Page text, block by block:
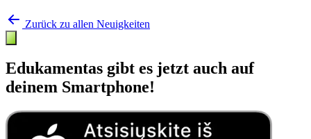
Zurück zu allen Neuigkeiten
Edukamentas gibt es jetzt auch auf
deinem Smartphone!